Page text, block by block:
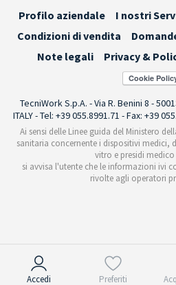
Accedi Preferiti
Profilo aziendale I nostri
Condizioni di vendita
Note legali
Privacy &
TecniWork S.p.A. - Via R. Benini 8 -
ITALY - Tel: +39 055.8991.71 - Fax: +39
Ai sensi delle Linee guida del Ministero
sanitaria concernente i dispositivi medici,
vitro e presidi
si avvisa l'utente che le informazioni ivi
rivolte agli operatori
Informativa sulla raccolta